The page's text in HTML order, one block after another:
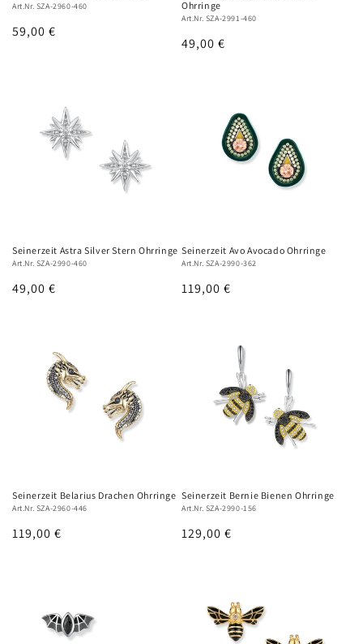
Art.Nr. SZA-2960-460
Normaler
59,00 €
Ohrringe
Art.Nr. SZA-2991-460
Normaler
49,00 €
Seinerzeit Astra Silver Stern Ohrringe
Art.Nr. SZA-2990-460
Normaler
49,00 €
Seinerzeit Avo Avocado Ohrringe
Art.Nr. SZA-2990-362
Normaler
119,00 €
Seinerzeit Belarius Drachen Ohrringe
Art.Nr. SZA-2960-446
Normaler
119,00 €
Seinerzeit Bernie Bienen Ohrringe
Art.Nr. SZA-2990-156
Normaler
129,00 €